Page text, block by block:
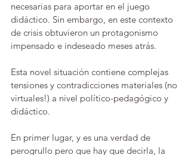
necesarias para aportar en el juego
didáctico. Sin embargo, en este contexto
de crisis obtuvieron un protagonismo
impensado e indeseado meses atrás.
Esta novel situación contiene complejas
tensiones y contradicciones materiales (no
virtuales!) a nivel político-pedagógico y
didáctico.
En primer lugar, y es una verdad de
perogrullo pero que hay que decirla, la